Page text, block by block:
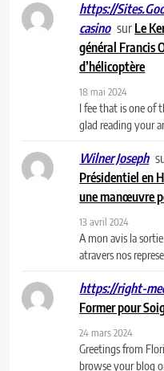
https://
casino surLe
général Francis
d’hélicoptère
18 mai 2024
I fee that is one of
glad reading your
Wilner Joseph
Présidentiel en
une manœuvre
13 avril 2024
A mon avis la
atravers nos
https://right-
Former pour
24 mars 2024
Greetings from
browse your blog